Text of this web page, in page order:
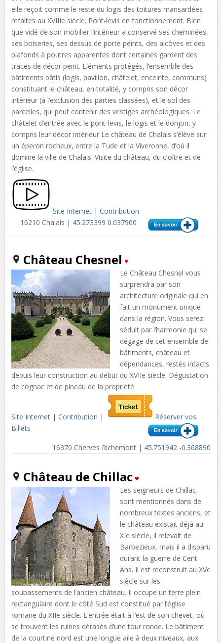
elle reçoit comme le reste du logis des toitures mansardées
refaites au XVIIIe siècle. Pont-levis en fonctionnement. Bien
que vidé de son mobilier l’intérieur a conservé ses cheminées,
ses boiseries, ses dessus de porte peints, des alcôves et des
plafonds à poutres apparentes dont certaines gardent des
traces de décor peint. Eléments protégés, l’ensemble des
bâtiments bâtis (logis, pavillon, châtelet, enceinte, communs)
constituant le château, en totalité, y compris son décor
intérieur (à l’exclusion des parties classées), et le sol des
parcelles, qui peut contenir des vestiges archéologiques. Le
châtelet d’entrée avec le pont-levis, le logis et le donjon, y
compris leur décor intérieur Le château de Chalais s’élève sur
un éperon rocheux, entre la Tude et la Viveronne, d’où il
domine la ville de Chalais. Visite du château, du cloître et de
l’église.
Site Internet| Contribution
16210 Chalais | 45.273399 0.037900
Château Chesnel
Le Château Chesnel vous
surprendra par son
architecture originale qui en
fait un monument unique
dans la région. Vous serez
séduit par l’harmonie qui se
dégage de cet ensemble de
bâtiments, château et
dépendances, restés intacts
depuis leur construction au début du XVIIe siècle. Dégustation
de cognac et de pineau de la propriété.
Site Internet| Contribution |
Réserver vos
Billets
16370 Cherves Richemont | 45.751942 -0.368890
Château de Chillac
Les seigneurs de Chillac
sont mentionnés dans de
nombreux textes anciens, et
le château existait déjà au
XIe siècle, il relevait de
Barbezieux, mais il a disparu
durant la guerre de Cent
Ans. Il est reconstruit au XVe
siècle sur les
soubassements de l’ancien château. Il occupe un terre plein
rectangulaire dont le côté Sud est constitué par l’église
romane du XIIe siècle. L’entrée était à l’est de son chevet, où
se trouvent les ruines dérasés d’une tour ronde. Le bâtiment
de la courtine nord est une longue aile à deux niveaux, aux